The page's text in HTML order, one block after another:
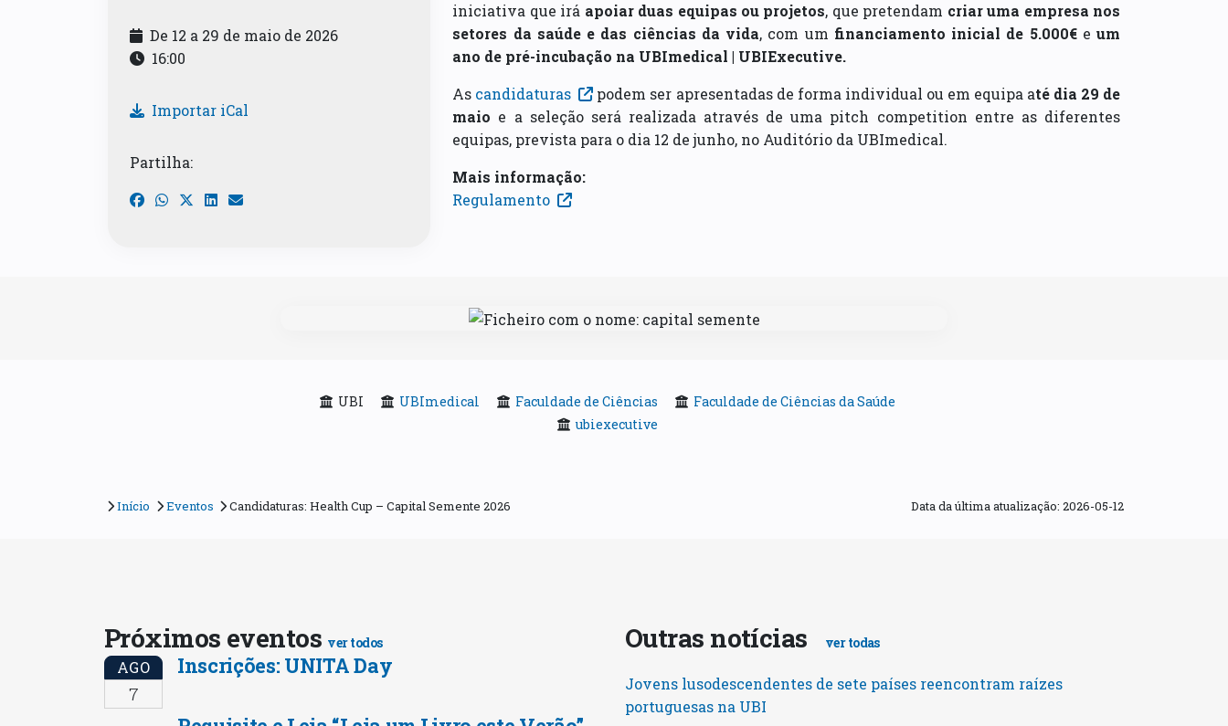
De 12 a 29 de maio de 2026
16:00
Importar iCal
Partilha:
iniciativa que irá apoiar duas equipas ou projetos, que pretendam criar uma empresa nos
setores da saúde e das ciências da vida, com um financiamento inicial de 5.000€eum
ano de pré-incubação na UBImedical | UBIExecutive.
As candidaturas podem ser apresentadas de forma individual ou em equipa até dia 29 de
maio e a seleção será realizada através de uma pitch competition entre as diferentes
equipas, prevista para o dia 12 de junho, no Auditório da UBImedical.
Mais informação:
Regulamento
UBI UBImedical Faculdade de Ciências
Faculdade de Ciências da Saúde
ubiexecutive
Início Eventos Candidaturas: Health Cup – Capital Semente 2026 Data da última atualização: 2026-05-12
Próximos eventos ver todos
AGO
7
Inscrições: UNITA Day
Outras notícias ver todas
Jovens lusodescendentes de sete países reencontram raízes
portuguesas na UBI